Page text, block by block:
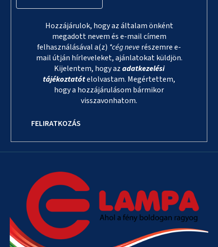
Hozzájárulok, hogy az általam önként
megadott nevem és e-mail címem
felhasználásával a(z) *cég neverészemre e-
mail útján hírleveleket, ajánlatokat küldjön.
Kijelentem, hogy azadatkezelési
tájékoztatótelolvastam. Megértettem,
hogy a hozzájárulásom bármikor
visszavonhatom.
FELIRATKOZÁS